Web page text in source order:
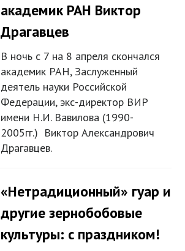
академик РАН Виктор
Драгавцев
В ночь с 7 на 8 апреля скончался
академик РАН, Заслуженный
деятель науки Российской
Федерации, экс-директор ВИР
имени Н.И. Вавилова (1990-
2005гг.) Виктор Александрович
Драгавцев.
«Нетрадиционный» гуар и
другие зернобобовые
культуры: с праздником!